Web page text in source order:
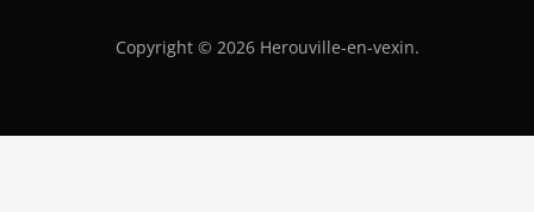
Copyright © 2026 Herouville-en-vexin.